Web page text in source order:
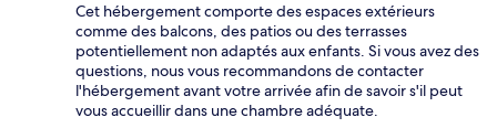
Cet hébergement comporte des espaces extérieurs
comme des balcons, des patios ou des terrasses
potentiellement non adaptés aux enfants. Si vous avez des
questions, nous vous recommandons de contacter
l'hébergement avant votre arrivée afin de savoir s'il peut
vous accueillir dans une chambre adéquate.